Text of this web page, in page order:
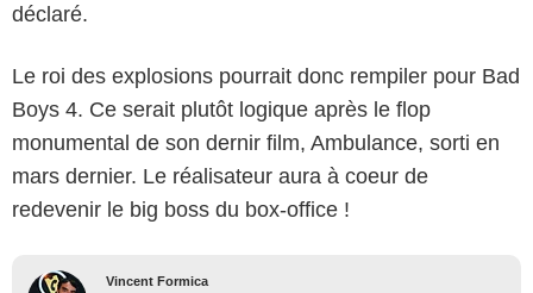
déclaré.
Le roi des explosions pourrait donc rempiler pour Bad
Boys 4. Ce serait plutôt logique après le flop
monumental de son dernir film, Ambulance, sorti en
mars dernier. Le réalisateur aura à coeur de
redevenir le big boss du box-office !
Vincent Formica